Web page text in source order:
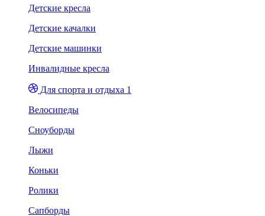
Детские кресла
Детские качалки
Детские машинки
Инвалидные кресла
Для спорта и отдыха 1
Велосипеды
Сноуборды
Лыжи
Коньки
Ролики
Сапборды